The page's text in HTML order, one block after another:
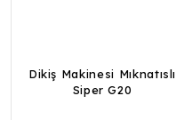
Dikiş Makinesi Mıknatıslı
Siper G20